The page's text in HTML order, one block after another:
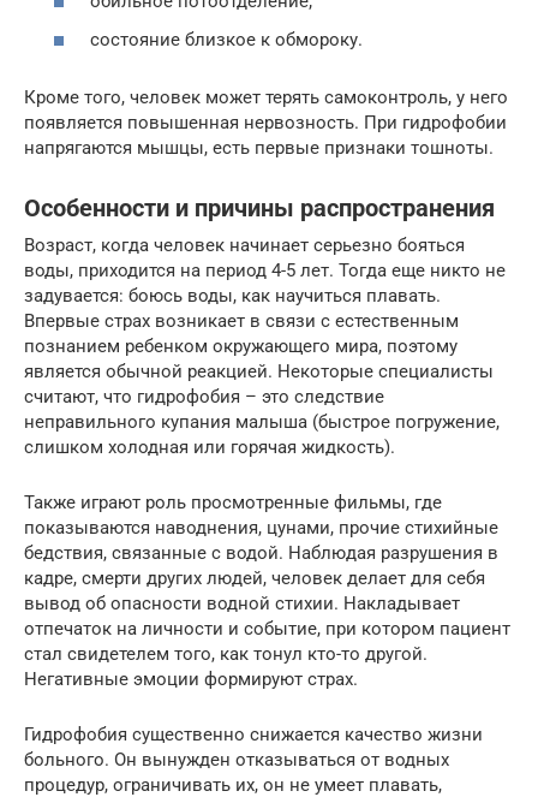
состояние близкое к обмороку.
Кроме того, человек может терять самоконтроль, у него
появляется повышенная нервозность. При гидрофобии
напрягаются мышцы, есть первые признаки тошноты.
Особенности и причины распространения
Возраст, когда человек начинает серьезно бояться
воды, приходится на период 4-5 лет. Тогда еще никто не
задувается: боюсь воды, как научиться плавать.
Впервые страх возникает в связи с естественным
познанием ребенком окружающего мира, поэтому
является обычной реакцией. Некоторые специалисты
считают, что гидрофобия – это следствие
неправильного купания малыша (быстрое погружение,
слишком холодная или горячая жидкость).
Также играют роль просмотренные фильмы, где
показываются наводнения, цунами, прочие стихийные
бедствия, связанные с водой. Наблюдая разрушения в
кадре, смерти других людей, человек делает для себя
вывод об опасности водной стихии. Накладывает
отпечаток на личности и событие, при котором пациент
стал свидетелем того, как тонул кто-то другой.
Негативные эмоции формируют страх.
Гидрофобия существенно снижается качество жизни
больного. Он вынужден отказываться от водных
процедур, ограничивать их, он не умеет плавать,